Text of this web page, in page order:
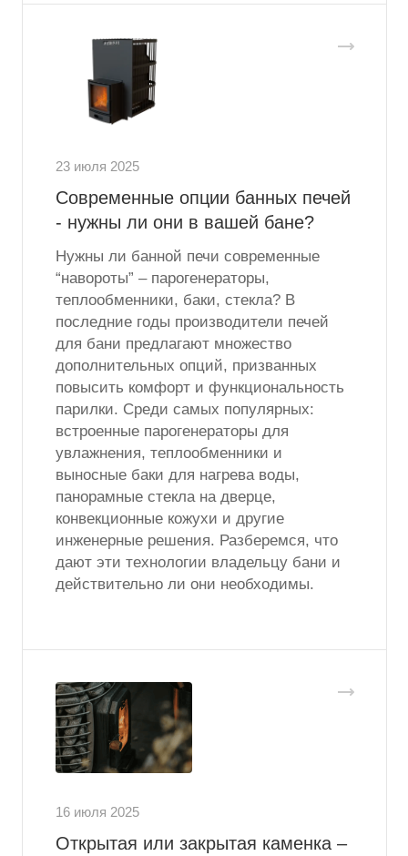
23 июля 2025
Современные опции банных печей
- нужны ли они в вашей бане?
Нужны ли банной печи современные
“навороты” – парогенераторы,
теплообменники, баки, стекла? В
последние годы производители печей
для бани предлагают множество
дополнительных опций, призванных
повысить комфорт и функциональность
парилки. Среди самых популярных:
встроенные парогенераторы для
увлажнения, теплообменники и
выносные баки для нагрева воды,
панорамные стекла на дверце,
конвекционные кожухи и другие
инженерные решения. Разберемся, что
дают эти технологии владельцу бани и
действительно ли они необходимы.
16 июля 2025
Открытая или закрытая каменка –